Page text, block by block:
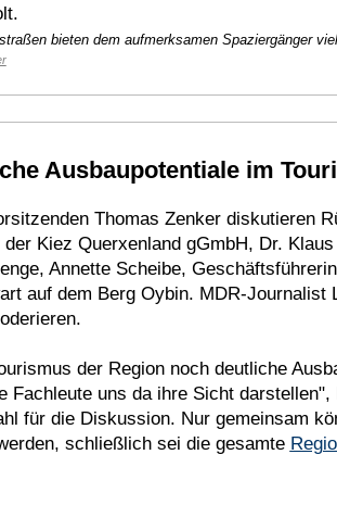
bieten dem aufmerksamen Spaziergänger
Ausbaupotentiale im
Thomas Zenker diskutieren
Kiez Querxenland gGmbH, Dr.
Annette Scheibe,
auf dem Berg Oybin. MDR-Journalist
der Region noch deutliche
Fachleute uns da ihre Sicht darstellen",
für die Diskussion. Nur gemeinsam
schließlich sei die gesamte